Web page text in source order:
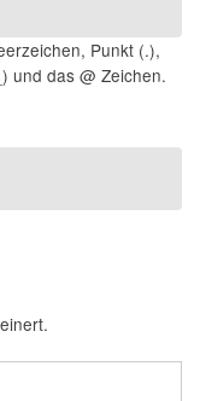
Punkt (.),
und das @ Zeichen.